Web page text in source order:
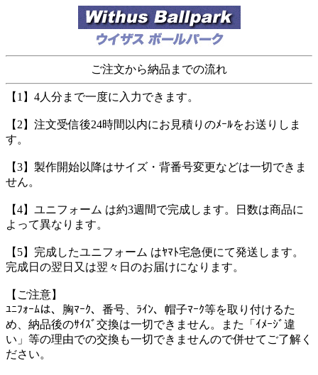
ご注文から納品までの流れ
【1】4人分まで一度に入力できます。
【2】注文受信後24時間以内にお見積りのﾒｰﾙをお送りしま
す。
【3】製作開始以降はサイズ・背番号変更などは一切できま
せん。
【4】ユニフォーム は約3週間で完成します。日数は商品に
よって異なります。
【5】完成したユニフォーム はﾔﾏﾄ宅急便にて発送します。
完成日の翌日又は翌々日のお届けになります。
【ご注意】
ﾕﾆﾌｫｰﾑは、胸ﾏｰｸ、番号、ﾗｲﾝ、帽子ﾏｰｸ等を取り付けるた
め、納品後のｻｲｽﾞ交換は一切できません。また「ｲﾒｰｼﾞ違
い」等の理由での交換も一切できませんので併せてご了解く
ださい。